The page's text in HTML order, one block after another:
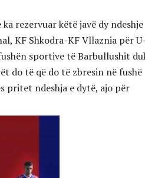
rezervuar këtë javë dy ndeshje
KF Shkodra-KF Vllaznia për
sportive të Barbullushit
do të që do të zbresin në fushë
pritet ndeshja e dytë, ajo për